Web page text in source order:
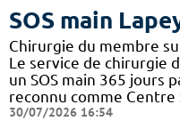
SOS main
Chirurgie du membre
Le service de chirurgie
un SOS main 365 jours
reconnu comme Centre
30/07/2026 16:54